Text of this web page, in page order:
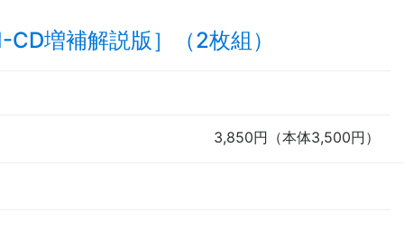
増補解説版］（2枚組）
3,850円（本体3,500円）